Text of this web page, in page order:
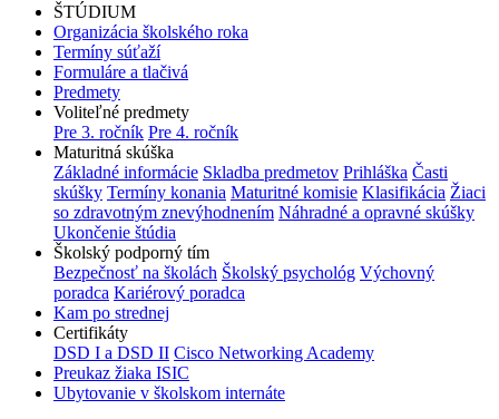
ŠTÚDIUM
Organizácia školského roka
Termíny súťaží
Formuláre a tlačivá
Predmety
Voliteľné predmety
Pre 3. ročník Pre 4. ročník
Maturitná skúška
Základné informácie Skladba predmetov Prihláška Časti
skúšky Termíny konania Maturitné komisie Klasifikácia Žiaci
so zdravotným znevýhodnením Náhradné a opravné skúšky
Ukončenie štúdia
Školský podporný tím
Bezpečnosť na školách Školský psychológ Výchovný
poradca Kariérový poradca
Kam po strednej
Certifikáty
DSD I a DSD II Cisco Networking Academy
Preukaz žiaka ISIC
Ubytovanie v školskom internáte